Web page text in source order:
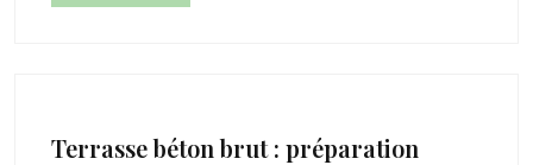
Terrasse béton brut : préparation